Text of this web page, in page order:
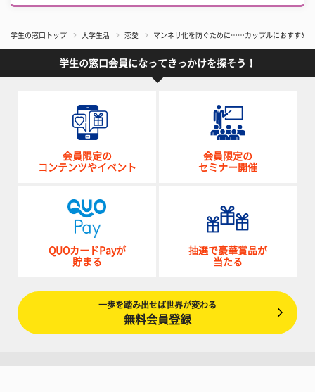
学生の窓口トップ 大学生活 恋愛 マンネリ化を防ぐために……カップルにおすすめ
学生の窓口会員になってきっかけを探そう！
会員限定の
コンテンツやイベント
会員限定の
セミナー開催
QUOカードPayが
貯まる
抽選で豪華賞品が
当たる
一歩を踏み出せば世界が変わる
無料会員登録